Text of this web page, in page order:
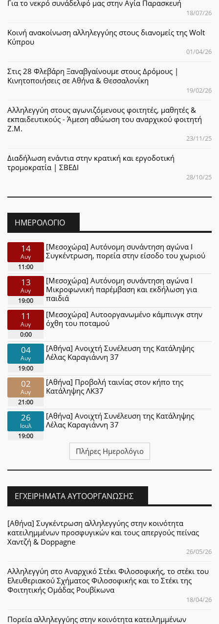
Για το νεκρό συνάδελφό μας στην Αγία Παρασκευή
18/07/26
Κοινή ανακοίνωση αλληλεγγύης στους διανομείς της Wolt
Κύπρου
01/04/26
Στις 28 Φλεβάρη Ξαναβγαίνουμε στους Δρόμους |
Κινητοποιήσεις σε Αθήνα & Θεσσαλονίκη
19/02/26
Αλληλεγγύη στους αγωνιζόμενους φοιτητές, μαθητές &
εκπαιδευτικούς - Άμεση αθώωση του αναρχικού φοιτητή
Ζ.Μ.
23/11/25
Διαδήλωση ενάντια στην κρατική και εργοδοτική
τρομοκρατία | ΣΒΕΔΙ
28/10/25
ΗΜΕΡΟΛΌΓΙΟ
14
Αυγ
11:00
[Μεσοχώρα] Αυτόνομη συνάντηση αγώνα Ι
Συγκέντρωση, πορεία στην είσοδο του χωριού
13
Αυγ
19:00
[Μεσοχώρα] Αυτόνομη συνάντηση αγώνα Ι
Μικροφωνική παρέμβαση και εκδήλωση για
παιδιά
11
Αυγ
0:00
[Μεσοχώρα] Αυτοοργανωμένο κάμπινγκ στην
όχθη του ποταμού
04
Αυγ
19:00
[Αθήνα] Ανοιχτή Συνέλευση της Κατάληψης
Λέλας Καραγιάννη 37
02
Αυγ
21:00
[Αθήνα] Προβολή ταινίας στον κήπο της
Κατάληψης ΛΚ37
26
Ιουλ
19:00
[Αθήνα] Ανοιχτή Συνέλευση της Κατάληψης
Λέλας Καραγιάννη 37
Πλήρες Ημερολόγιο
ΕΓΧΕΙΡΉΜΑΤΑ ΑΥΤΟΟΡΓΆΝΩΣΗΣ
[Αθήνα] Συγκέντρωση αλληλεγγύης στην κοινότητα
κατειλημμένων προσφυγικών και τους απεργούς πείνας
Χαντζή & Doppagne
26/05/26
Αλληλεγγύη στο Αναρχικό Στέκι Φιλοσοφικής, το στέκι του
Ελευθεριακού Σχήματος Φιλοσοφικής και το Στέκι της
Φοιτητικής Ομάδας Ρουβίκωνα
18/04/26
Πορεία αλληλεγγύης στην κοινότητα κατειλημμένων